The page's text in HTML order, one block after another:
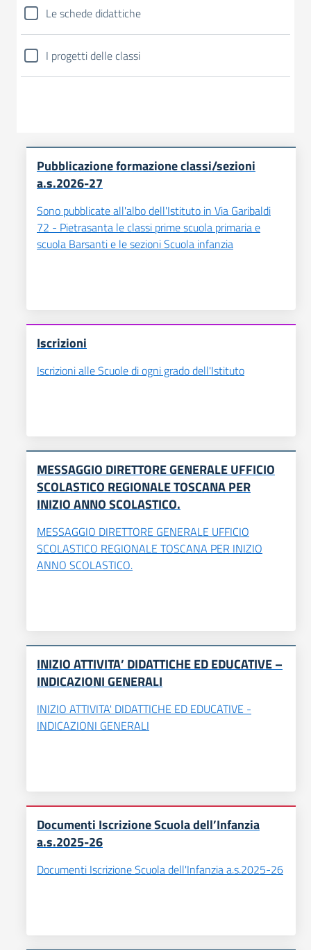
Le schede didattiche
I progetti delle classi
Pubblicazione formazione classi/sezioni
a.s.2026-27
Sono pubblicate all'albo dell'Istituto in Via Garibaldi
72 - Pietrasanta le classi prime scuola primaria e
scuola Barsanti e le sezioni Scuola infanzia
Iscrizioni
Iscrizioni alle Scuole di ogni grado dell'Istituto
MESSAGGIO DIRETTORE GENERALE UFFICIO
SCOLASTICO REGIONALE TOSCANA PER
INIZIO ANNO SCOLASTICO.
MESSAGGIO DIRETTORE GENERALE UFFICIO
SCOLASTICO REGIONALE TOSCANA PER INIZIO
ANNO SCOLASTICO.
INIZIO ATTIVITA’ DIDATTICHE ED EDUCATIVE –
INDICAZIONI GENERALI
INIZIO ATTIVITA' DIDATTICHE ED EDUCATIVE -
INDICAZIONI GENERALI
Documenti Iscrizione Scuola dell’Infanzia
a.s.2025-26
Documenti Iscrizione Scuola dell'Infanzia a.s.2025-26